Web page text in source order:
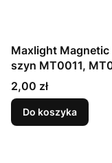
Maxlight
szyn MT0011,
Cena
2,00 zł
Do koszyka